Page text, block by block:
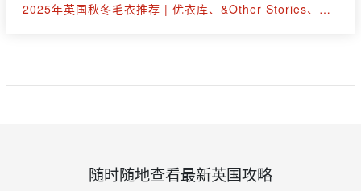
2025年英国秋冬毛衣推荐 | 优衣库、&Other Stories、拉夫劳伦等30+款
随时随地查看最新英国攻略